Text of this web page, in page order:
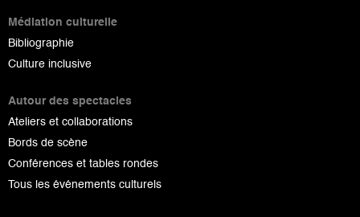
Médiation culturelle
Bibliographie
Culture inclusive
Autour des spectacles
Ateliers et collaborations
Bords de scène
Conférences et tables rondes
Tous les événements culturels